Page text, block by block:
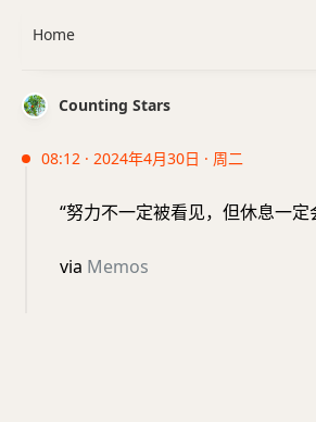
Counting Stars
08:12 · 2024年4月30日 · 周二
“努力不一定被看见，但休息一定
via Memos
Home